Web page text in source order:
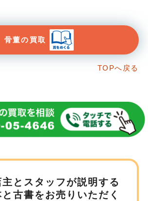
骨董の買取
TOPへ戻る
主とスタッフが説明する
と古書をお売りいただく